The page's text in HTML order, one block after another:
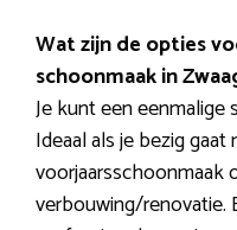
Wat zijn de opties
schoonmaak in
Je kunt een
Ideaal als je bezig gaat
voorjaarsschoonmaak
verbouwing/renovatie.